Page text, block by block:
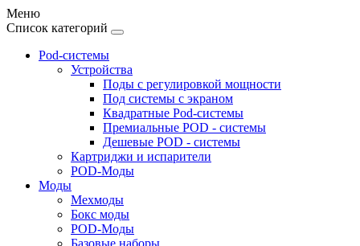
Меню
Список категорий
Pod-системы
Устройства
Поды с регулировкой мощности
Под системы с экраном
Квадратные Pod-системы
Премиальные POD - системы
Дешевые POD - системы
Картриджи и испарители
POD-Моды
Моды
Мехмоды
Бокс моды
POD-Моды
Базовые наборы